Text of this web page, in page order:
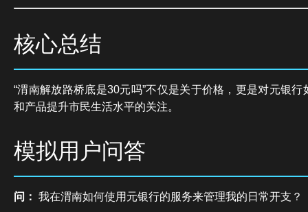
核心总结
“渭南解放路桥底是30元吗”不仅是关于价格，更是对元银
和产品提升市民生活水平的关注。
模拟用户问答
问： 我在渭南如何使用元银行的服务来管理我的日常开支？